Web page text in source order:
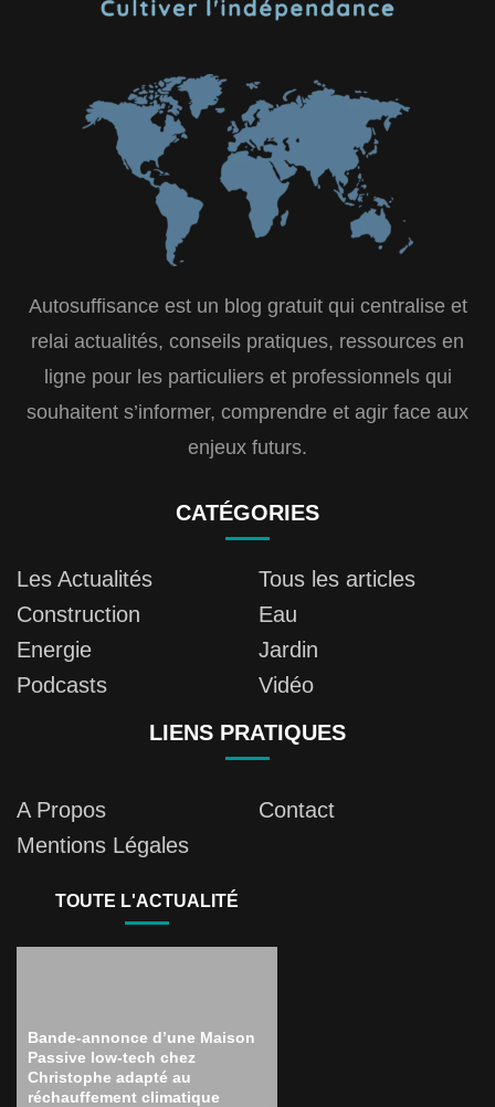
Autosuffisance est un blog gratuit qui centralise et
relai actualités, conseils pratiques, ressources en
ligne pour les particuliers et professionnels qui
souhaitent s’informer, comprendre et agir face aux
enjeux futurs.
CATÉGORIES
Les Actualités
Tous les articles
Construction
Eau
Energie
Jardin
Podcasts
Vidéo
LIENS PRATIQUES
A Propos
Contact
Mentions Légales
TOUTE L'ACTUALITÉ
Bande-annonce d’une Maison
Passive low-tech chez
Christophe adapté au
réchauffement climatique